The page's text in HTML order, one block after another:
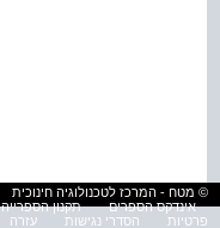
© מטח - המרכז לטכנולוגיה חינוכית
אינדקס הספרים
תקנון הספרייה
פרטיות
הסדרי נגישות עזרה